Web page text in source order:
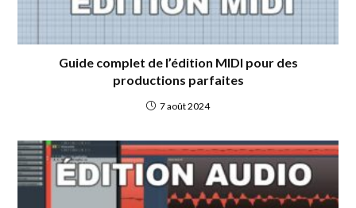
Guide complet de l’édition MIDI pour des
productions parfaites
7 août 2024